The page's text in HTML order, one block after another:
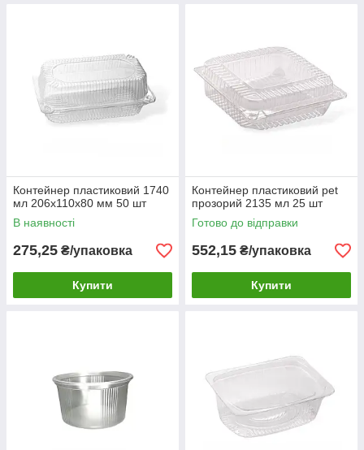
Контейнер пластиковий 1740
мл 206х110х80 мм 50 шт
В наявності
275,25 ₴/упаковка
Купити
Контейнер пластиковий pet
прозорий 2135 мл 25 шт
Готово до відправки
552,15 ₴/упаковка
Купити